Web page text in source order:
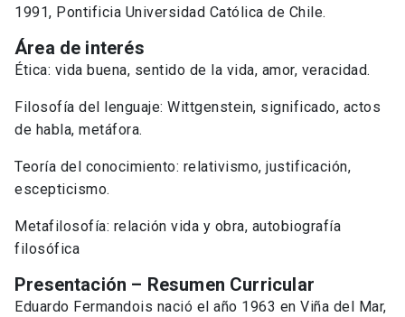
1991, Pontificia Universidad Católica de Chile.
Área de interés
Ética: vida buena, sentido de la vida, amor, veracidad.
Filosofía del lenguaje: Wittgenstein, significado, actos
de habla, metáfora.
Teoría del conocimiento: relativismo, justificación,
escepticismo.
Metafilosofía: relación vida y obra, autobiografía
filosófica
Presentación – Resumen Curricular
Eduardo Fermandois nació el año 1963 en Viña del Mar,